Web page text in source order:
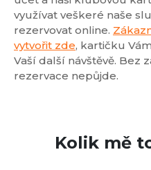
využívat veškeré naše
rezervovat online.
vytvořit zde, kartičku
Vaší další návštěvě. Bez
rezervace nepůjde.
Kolik mě